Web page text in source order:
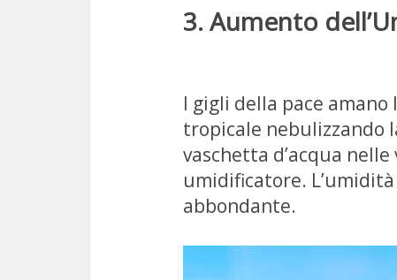
3. Aumento
I gigli della pace
tropicale nebulizzando
vaschetta d’acqua
umidificatore.
abbondante.